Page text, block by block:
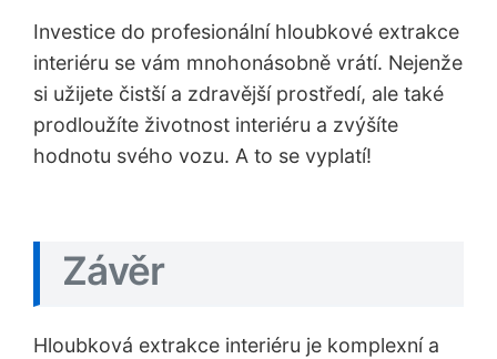
Investice do profesionální hloubkové extrakce
interiéru se vám mnohonásobně vrátí. Nejenže
si užijete čistší a zdravější prostředí, ale také
prodloužíte životnost interiéru a zvýšíte
hodnotu svého vozu. A to se vyplatí!
Závěr
Hloubková extrakce interiéru je komplexní a